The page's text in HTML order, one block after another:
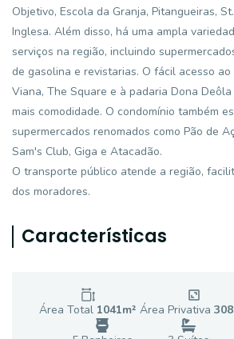
Objetivo, Escola da Granja, Pitangueiras,
Inglesa. Além disso, há uma ampla
serviços na região, incluindo
de gasolina e revistarias. O fácil acesso ao
Viana, The Square e à padaria Dona
mais comodidade. O condomínio também
supermercados renomados como Pão de
Sam's Club, Giga e Atacadão.
O transporte público atende a região,
dos moradores.
Características
Área Total 1041m² Área Privativa 308